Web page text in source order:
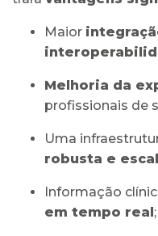
Maior
Melhoria da
profissionais de
Uma
robusta e
Informação
em tempo real;